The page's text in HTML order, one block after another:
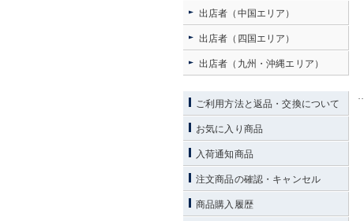
出店者（中国エリア）
出店者（四国エリア）
出店者（九州・沖縄エリア）
ご利用方法と返品・交換について
お気に入り商品
入荷通知商品
注文商品の確認・キャンセル
商品購入履歴